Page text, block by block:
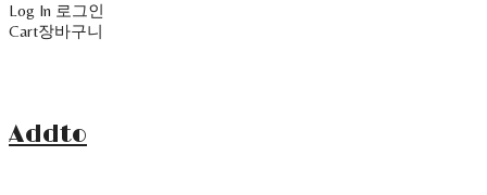
Log In 로그인
Cart장바구니
Addto